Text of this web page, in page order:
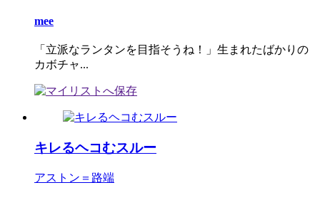
mee
「立派なランタンを目指そうね！」生まれたばかりの
カボチャ...
キレるヘコむスルー
アストン＝路端